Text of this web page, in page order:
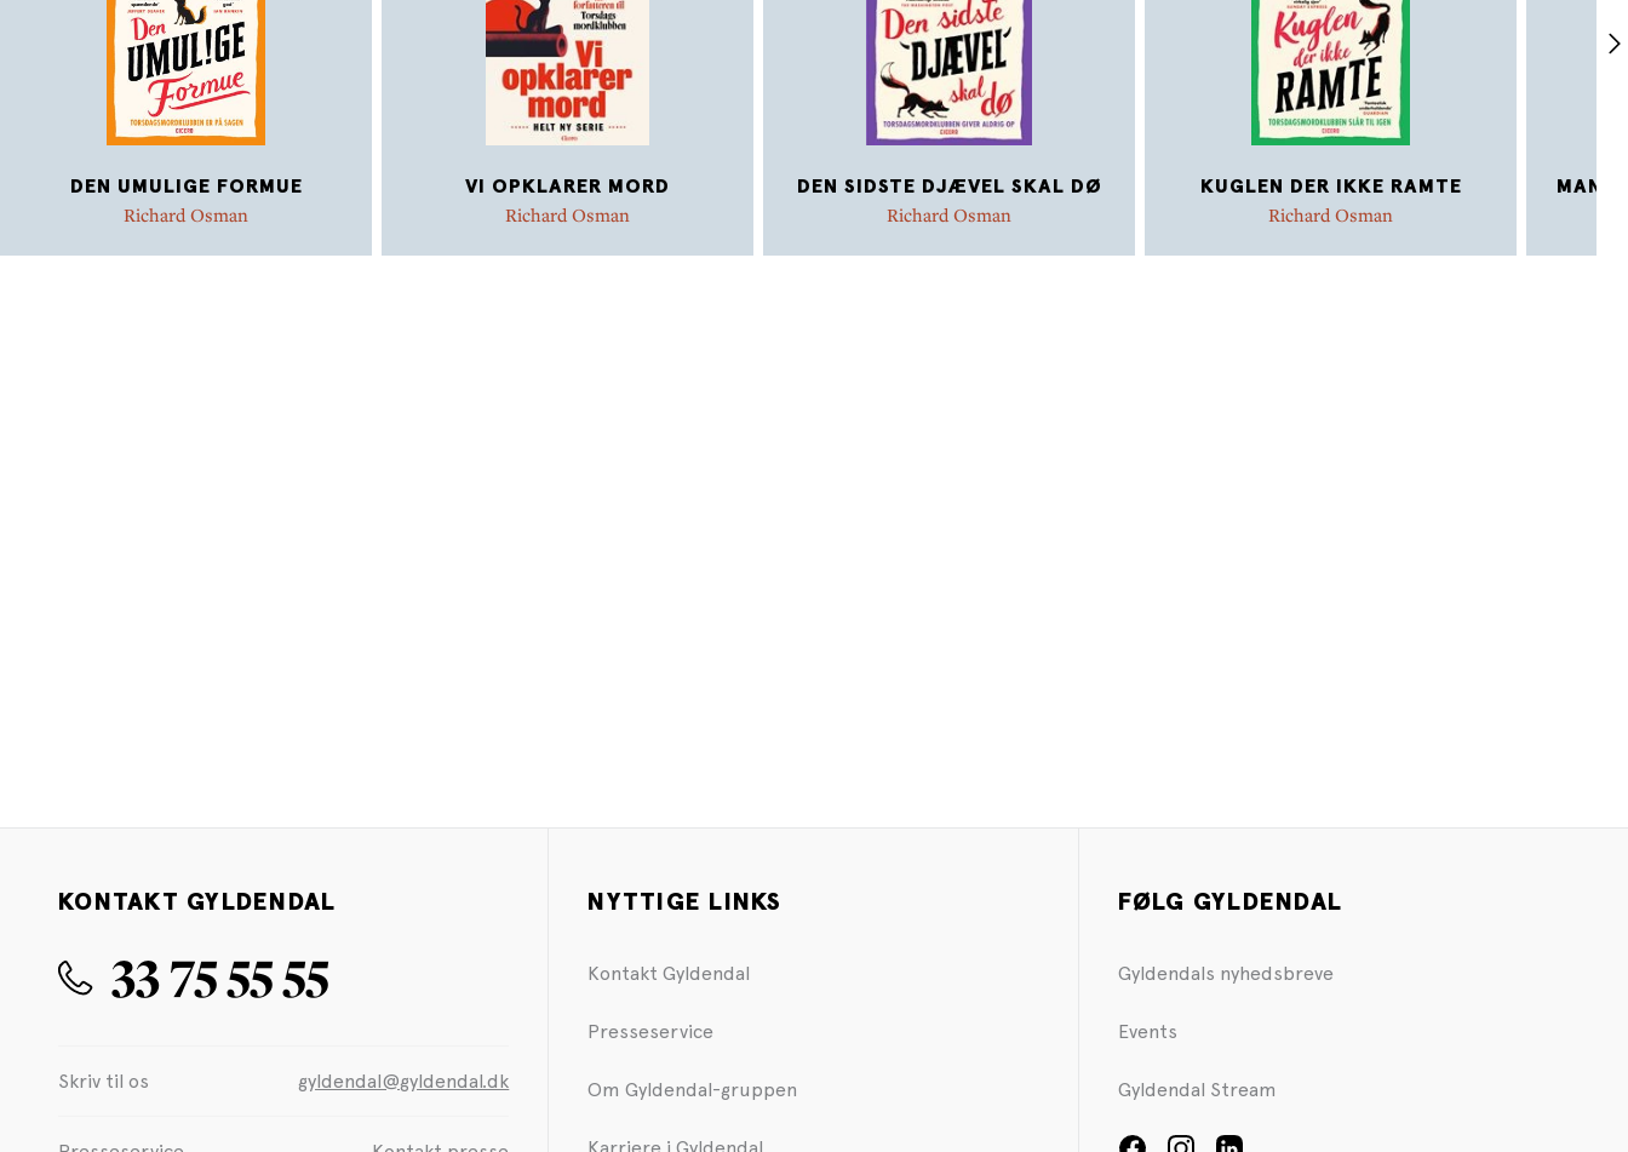
DEN UMULIGE FORMUE
Richard Osman
VI OPKLARER MORD
Richard Osman
DEN SIDSTE DJÆVEL SKAL DØ
Richard Osman
KUGLEN DER IKKE RAMTE
Richard Osman
KONTAKT GYLDENDAL
33 75 55 55
Skriv til os gyldendal@gyldendal.dk
NYTTIGE LINKS
Kontakt Gyldendal
Presseservice
Om Gyldendal-gruppen
FØLG GYLDENDAL
Gyldendals nyhedsbreve
Events
Gyldendal Stream